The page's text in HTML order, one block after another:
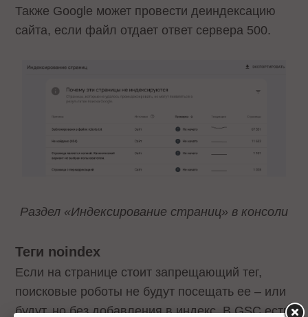
Также Google может провести деиндексацию
сайта, если файл отдает ответ сервера 500.
Раздел «Индексирование страниц» в консоли
Теги noindex
Если на странице стоит запрещающий тег,
поисковые роботы не будут посещать ее – или
будут, но без добавления в индекс. В GSC есть